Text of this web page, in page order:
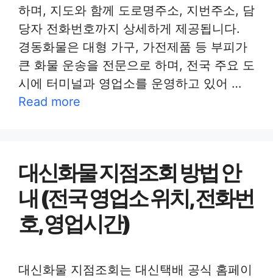
하며, 지도와 함께 도로명주소, 지번주소, 담
당자 전화번호까지 상세하게 제공됩니다.
경동화물은 대형 가구, 가전제품 등 부피가
큰 화물 운송을 전문으로 하며, 전국 주요 도
시에 터미널과 영업소를 운영하고 있어 …
Read more
대신화물 지점조회 방법 안
내 (전국 영업소 위치, 전화번
호, 영업시간)
대신화물 지점조회는 대신택배 공식 홈페이